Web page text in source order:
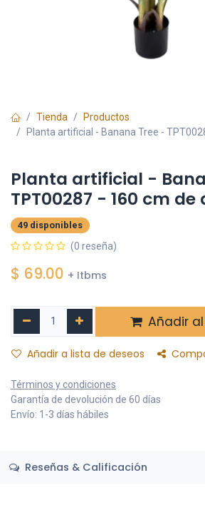
Tienda
Productos
Planta artificial - Banana Tree -
Planta artificial -
TPT00287 - 160 cm de
49 disponibles
(0 reseña)
$ 69.00 + Itbms
Añadir
Añadir a lista de deseos
Términos y condiciones
Garantía de devolución de 60 días
Envío: 1-3 días hábiles
Reseñas & Calificación